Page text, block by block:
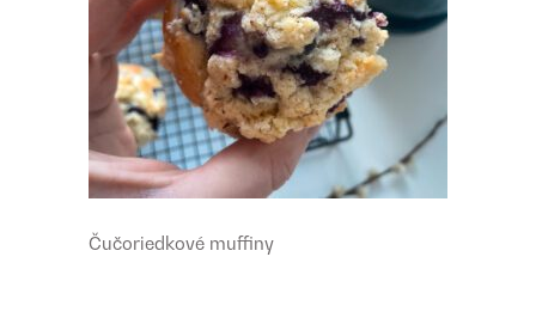
Čučoriedkové muffiny